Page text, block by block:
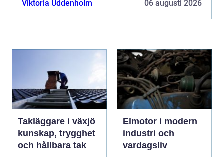
Viktoria Uddenholm 06 augusti 2026
Takläggare i växjö
kunskap, trygghet
och hållbara tak
Elmotor i modern
industri och
vardagsliv